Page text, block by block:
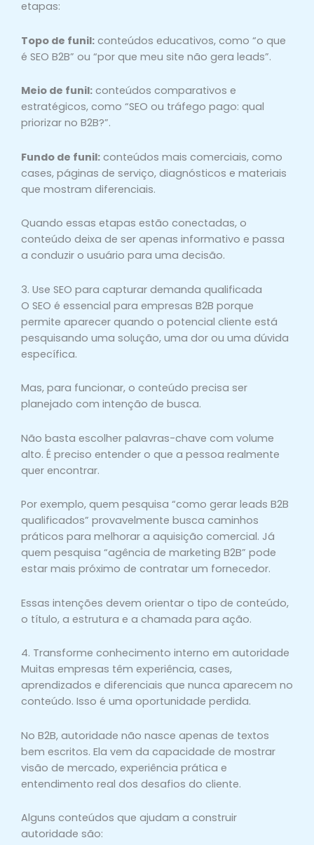
etapas:
Topo de funil: conteúdos educativos, como “o que
é SEO B2B” ou “por que meu site não gera leads”.
Meio de funil: conteúdos comparativos e
estratégicos, como “SEO ou tráfego pago: qual
priorizar no B2B?”.
Fundo de funil: conteúdos mais comerciais, como
cases, páginas de serviço, diagnósticos e materiais
que mostram diferenciais.
Quando essas etapas estão conectadas, o
conteúdo deixa de ser apenas informativo e passa
a conduzir o usuário para uma decisão.
3. Use SEO para capturar demanda qualificada
O SEO é essencial para empresas B2B porque
permite aparecer quando o potencial cliente está
pesquisando uma solução, uma dor ou uma dúvida
específica.
Mas, para funcionar, o conteúdo precisa ser
planejado com intenção de busca.
Não basta escolher palavras-chave com volume
alto. É preciso entender o que a pessoa realmente
quer encontrar.
Por exemplo, quem pesquisa “como gerar leads B2B
qualificados” provavelmente busca caminhos
práticos para melhorar a aquisição comercial. Já
quem pesquisa “agência de marketing B2B” pode
estar mais próximo de contratar um fornecedor.
Essas intenções devem orientar o tipo de conteúdo,
o título, a estrutura e a chamada para ação.
4. Transforme conhecimento interno em autoridade
Muitas empresas têm experiência, cases,
aprendizados e diferenciais que nunca aparecem no
conteúdo. Isso é uma oportunidade perdida.
No B2B, autoridade não nasce apenas de textos
bem escritos. Ela vem da capacidade de mostrar
visão de mercado, experiência prática e
entendimento real dos desafios do cliente.
Alguns conteúdos que ajudam a construir
autoridade são: